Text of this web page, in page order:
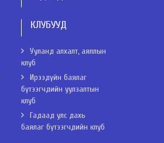
КЛУБУУД
Ууланд алхалт, аяллын
клуб
Ирээдүйн баялаг
бүтээгчдийн уулзалтын
клуб
Гадаад улс дахь
баялаг бүтээгчдийн клуб